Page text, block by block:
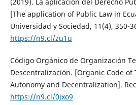
[The application of Public Law in
Universidad y Sociedad, 11(4), 350-
https://n9.cl/zu1u
Código Orgánico de Organización
Descentralización. [Organic Code
Autonomy and Decentralization].
https://n9.cl/0jxo9